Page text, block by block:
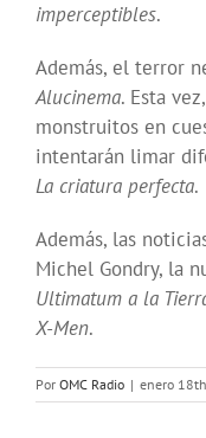
imperceptibles.
Además, el terror
Alucinema. Esta
monstruitos en
intentarán limar
La criatura perfecta.
Además, las
Michel Gondry, la
Ultimatum a la
X-Men.
Por OMC Radio | enero